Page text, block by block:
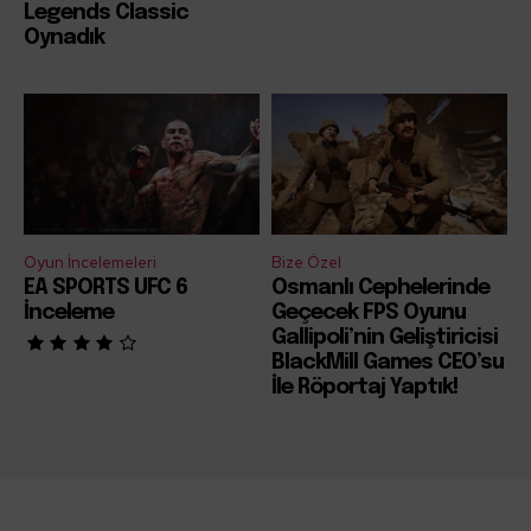
Legends Classic
Oynadık
Oyun İncelemeleri
EA SPORTS UFC 6
İnceleme
Bize Özel
Osmanlı Cephelerinde
Geçecek FPS Oyunu
Gallipoli’nin Geliştiricisi
BlackMill Games CEO’su
İle Röportaj Yaptık!